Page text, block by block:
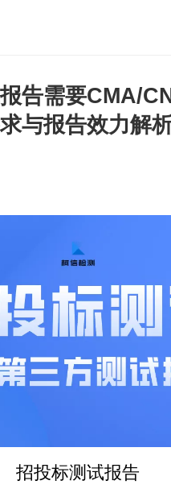
告需要CMA/
与报告效力解
招投标测试报告